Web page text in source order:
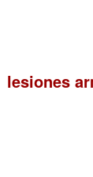
Siguiente:
lesiones